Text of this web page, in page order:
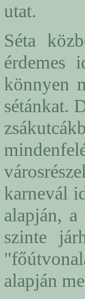
utat.
Séta
érdemes
könnyen
sétánkat.
karnevál
alapján, a
szinte
alapján